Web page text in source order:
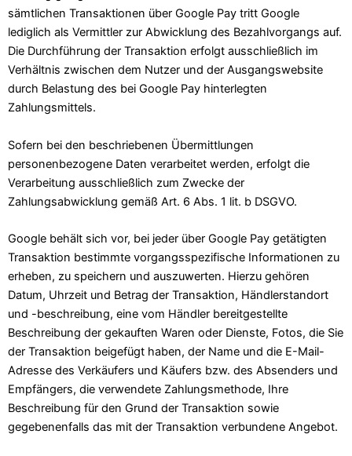
sämtlichen Transaktionen über Google Pay tritt Google
lediglich als Vermittler zur Abwicklung des Bezahlvorgangs auf.
Die Durchführung der Transaktion erfolgt ausschließlich im
Verhältnis zwischen dem Nutzer und der Ausgangswebsite
durch Belastung des bei Google Pay hinterlegten
Zahlungsmittels.
Sofern bei den beschriebenen Übermittlungen
personenbezogene Daten verarbeitet werden, erfolgt die
Verarbeitung ausschließlich zum Zwecke der
Zahlungsabwicklung gemäß Art. 6 Abs. 1 lit. b DSGVO.
Google behält sich vor, bei jeder über Google Pay getätigten
Transaktion bestimmte vorgangsspezifische Informationen zu
erheben, zu speichern und auszuwerten. Hierzu gehören
Datum, Uhrzeit und Betrag der Transaktion, Händlerstandort
und -beschreibung, eine vom Händler bereitgestellte
Beschreibung der gekauften Waren oder Dienste, Fotos, die Sie
der Transaktion beigefügt haben, der Name und die E-Mail-
Adresse des Verkäufers und Käufers bzw. des Absenders und
Empfängers, die verwendete Zahlungsmethode, Ihre
Beschreibung für den Grund der Transaktion sowie
gegebenenfalls das mit der Transaktion verbundene Angebot.